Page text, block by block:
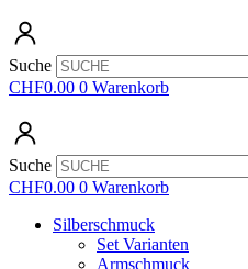
Suche
CHF0.00 0 Warenkorb
Suche
CHF0.00 0 Warenkorb
Silberschmuck
Set Varianten
Armschmuck